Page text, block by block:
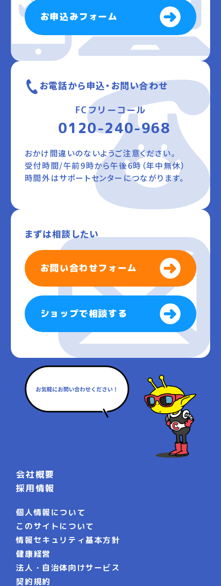
お申込みフォーム
お電話から申込・お問い合わせ
FCフリーコール
0120-240-968
おかけ間違いのないようご注意ください。
受付時間/午前9時から午後6時（年中無休）
時間外はサポートセンターにつながります。
まずは相談したい
お問い合わせフォーム
ショップで相談する
会社概要
採用情報
個人情報について
このサイトについて
情報セキュリティ基本方針
健康経営
法人・自治体向けサービス
契約規約